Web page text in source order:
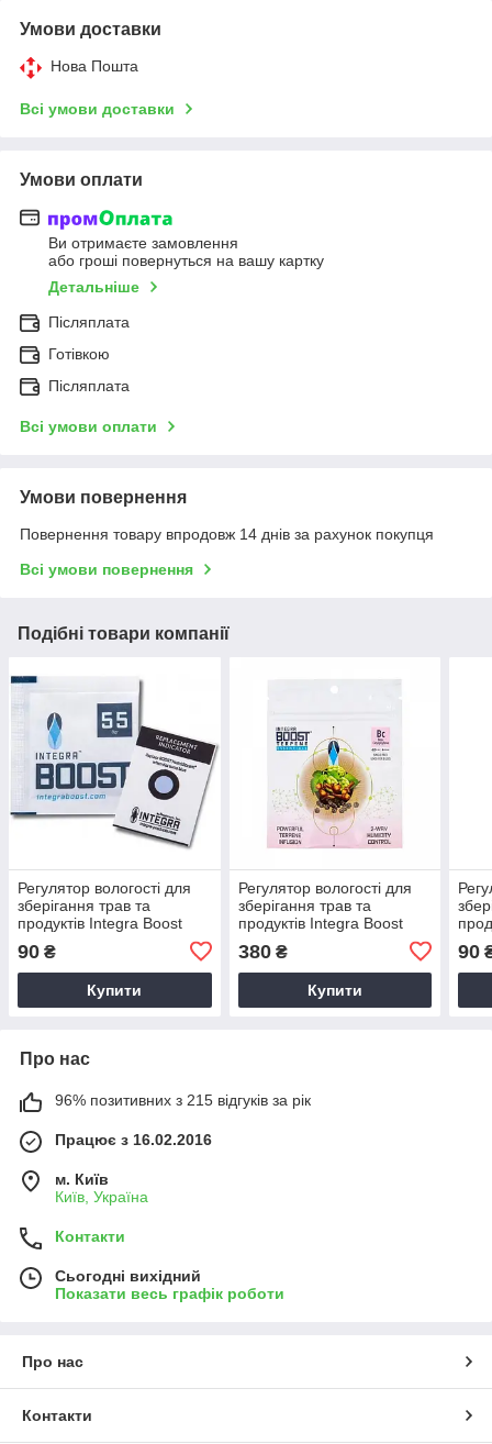
Умови доставки
Нова Пошта
Всі умови доставки
Умови оплати
Ви отримаєте замовлення
або гроші повернуться на вашу картку
Детальніше
Післяплата
Готівкою
Післяплата
Всі умови оплати
Умови повернення
Повернення товару впродовж 14 днів за рахунок покупця
Всі умови повернення
Подібні товари компанії
Регулятор вологості для
зберігання трав та
продуктів Integra Boost
90 ₴
Купити
Регулятор вологості для
зберігання трав та
продуктів Integra Boost
62% β-Caryophyllene (4g)
380₴
Купити
90
Про нас
96% позитивних з 215 відгуків за рік
Працює з 16.02.2016
м. Київ
Київ, Україна
Контакти
Сьогодні вихідний
Показати весь графік роботи
Про нас
Контакти